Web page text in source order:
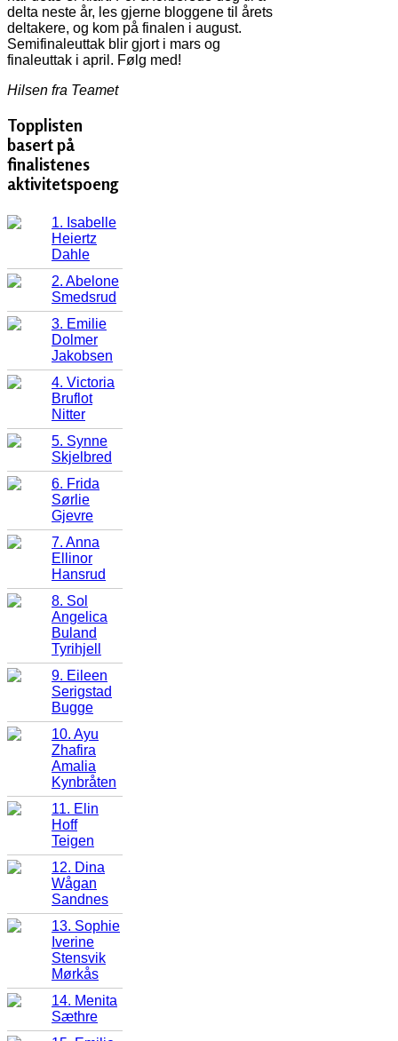
delta neste år, les gjerne bloggene til årets
deltakere, og kom på finalen i august.
Semifinaleuttak blir gjort i mars og
finaleuttak i april. Følg med!
Hilsen fra Teamet
Topplisten
basert på
finalistenes
aktivitetspoeng
1. Isabelle
Heiertz
Dahle
2. Abelone
Smedsrud
3. Emilie
Dolmer
Jakobsen
4. Victoria
Bruflot
Nitter
5. Synne
Skjelbred
6. Frida
Sørlie
Gjevre
7. Anna
Ellinor
Hansrud
8. Sol
Angelica
Buland
Tyrihjell
9. Eileen
Serigstad
Bugge
10. Ayu
Zhafira
Amalia
Kynbråten
11. Elin
Hoff
Teigen
12. Dina
Wågan
Sandnes
13. Sophie
Iverine
Stensvik
Mørkås
14. Menita
Sæthre